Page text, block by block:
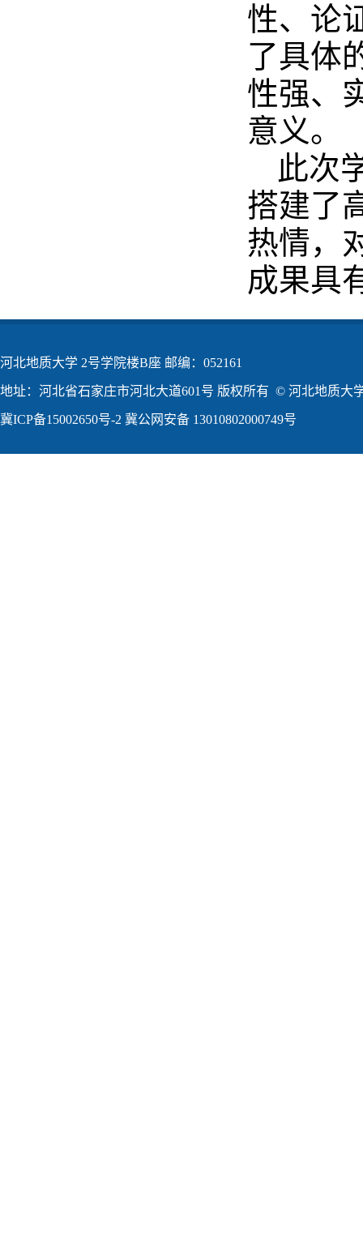
性、论
了具体
性强、
意义。
此次
搭建了
热情，
成果具
河北地质大学 2号学院楼B座 邮编：052161
地址：河北省石家庄市河北大道601号 版权所有 © 河北地质大
冀ICP备15002650号-2 冀公网安备 13010802000749号